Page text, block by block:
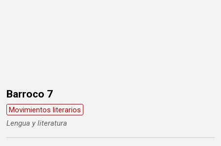
Barroco 7
Movimientos literarios
Lengua y literatura